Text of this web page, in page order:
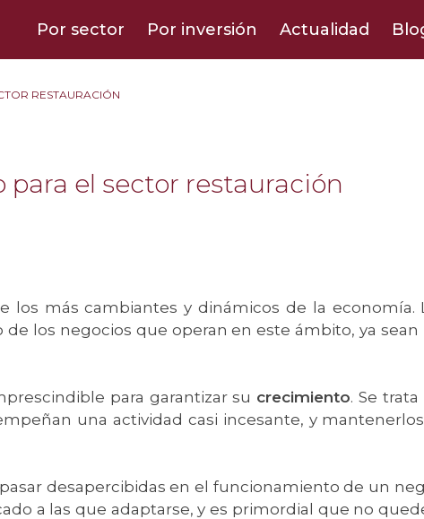
Por sector Por inversión Actualidad
RESTAURACIÓN
el sector restauración
los más cambiantes y dinámicos de la economía.
los negocios que operan en este ámbito, ya
para garantizar su crecimiento. Se
una actividad casi incesante, y
desapercibidas en el funcionamiento de un
a las que adaptarse, y es primordial que no